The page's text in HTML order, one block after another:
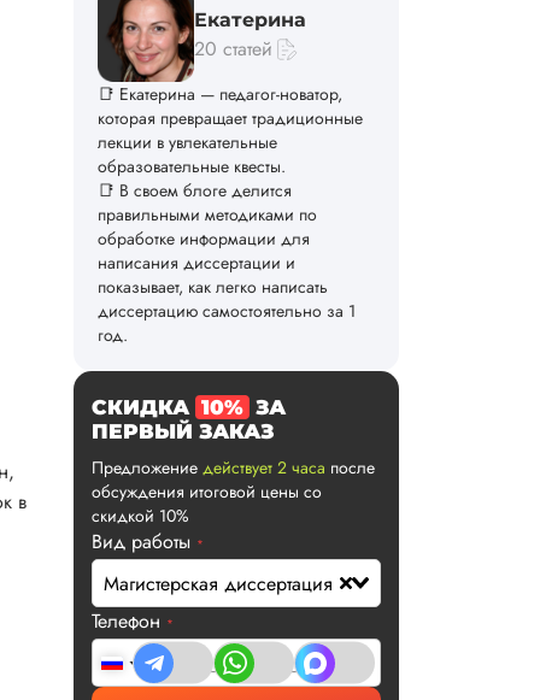
в
Екатерина
20 статей
📑 Екатерина — педагог-новатор,
которая превращает традиционные
лекции в увлекательные
образовательные квесты.
📑 В своем блоге делится
правильными методиками по
обработке информации для
написания диссертации и
показывает, как легко написать
диссертацию самостоятельно за 1
год.
СКИДКА 10% ЗА
ПЕРВЫЙ ЗАКАЗ
Предложение действует 2 часа после
обсуждения итоговой цены со
скидкой 10%
Вид работы *
Магистерская диссертация
Телефон *